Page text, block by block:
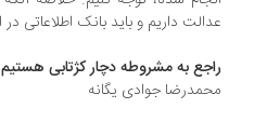
داریم و باید بانک اطلاعاتی در این
به مشروطه دچار کژتابی هستیم
جوادی یگانه